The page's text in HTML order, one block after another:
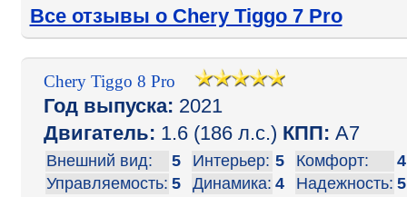
Все отзывы о Chery Tiggo 7 Pro
Chery Tiggo 8 Pro
Год выпуска: 2021
Двигатель: 1.6 (186 л.с.) КПП: A7
Внешний вид: 5 Интерьер: 5 Комфорт:
4
Управляемость: 5 Динамика: 4 Надежность: 5